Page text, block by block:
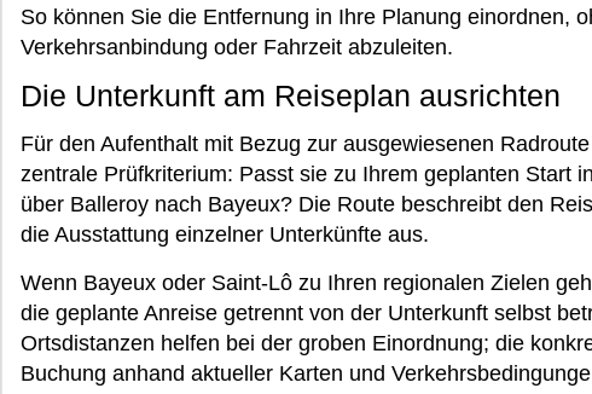
So können Sie die Entfernung in Ihre Planung einordnen,
Verkehrsanbindung oder Fahrzeit abzuleiten.
Die Unterkunft am Reiseplan ausrichten
Für den Aufenthalt mit Bezug zur ausgewiesenen
zentrale Prüfkriterium: Passt sie zu Ihrem geplanten Start
über Balleroy nach Bayeux? Die Route beschreibt den
die Ausstattung einzelner Unterkünfte aus.
Wenn Bayeux oder Saint-Lô zu Ihren regionalen Zielen
die geplante Anreise getrennt von der Unterkunft selbst
Ortsdistanzen helfen bei der groben Einordnung; die
Buchung anhand aktueller Karten und